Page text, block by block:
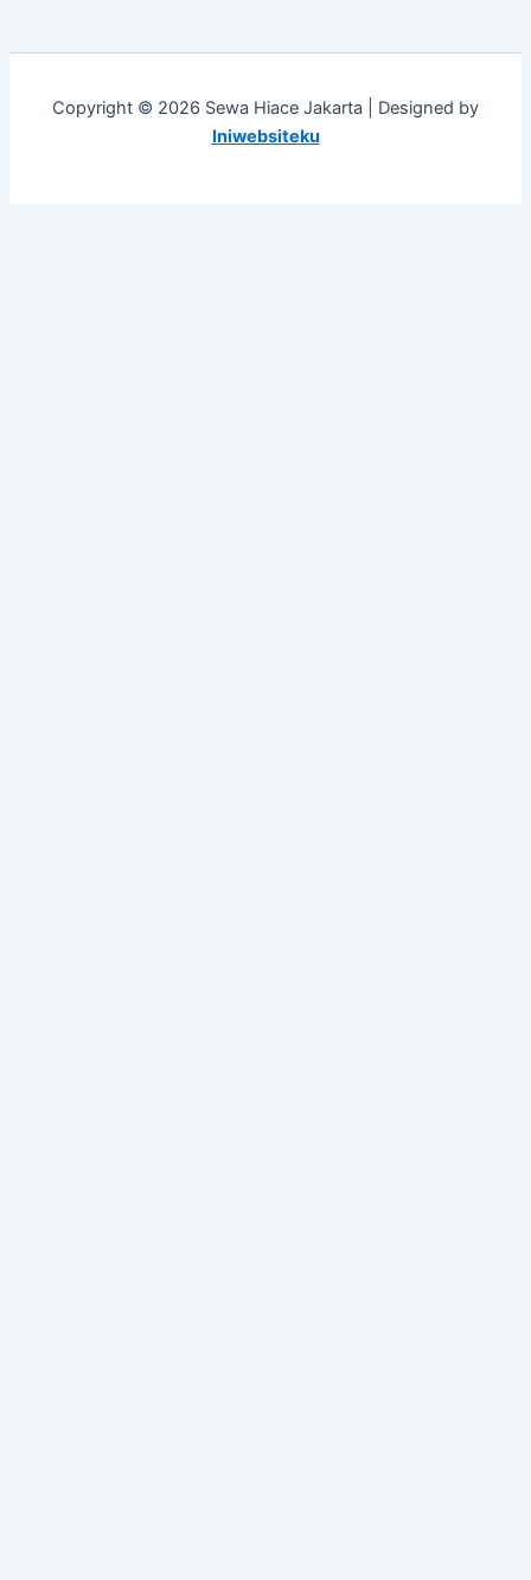
Copyright © 2026 Sewa Hiace Jakarta | Designed by
Iniwebsiteku